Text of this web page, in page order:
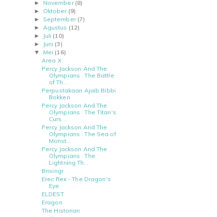
► November (8)
► Oktober (9)
► September (7)
► Agustus (12)
► Juli (10)
► Juni (3)
▼ Mei (16)
Area X
Percy Jackson And The
Olympians : The Battle
of Th...
Perpustakaan Ajaib Bibbi
Bokken
Percy Jackson And The
Olympians : The Titan's
Curs...
Percy Jackson And The
Olympians : The Sea of
Monst...
Percy Jackson And The
Olympians : The
Lightning Th...
Brisingr
Erec Rex - The Dragon's
Eye
ELDEST
Eragon
The Historian